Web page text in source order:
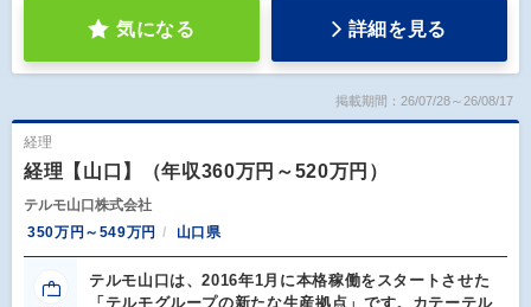
気になる 詳細を見る
掲載期間：26/07/28～26/08/17
経理
経理【山口】（年収360万円～520万円）
テルモ山口株式会社
350万円～549万円
山口県
テルモ山口は、2016年1月に本格稼働をスタートさせた
「テルモグループの新たな生産拠点」です。カテーテル